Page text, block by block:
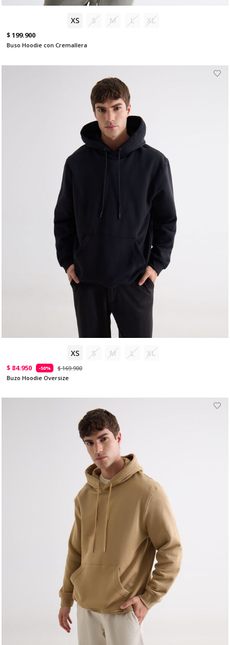
XS S M L XL
$ 199.900
Buso Hoodie con Cremallera
XS S M L XL
$ 84.950 -50%
$ 169.900
Buzo Hoodie Oversize